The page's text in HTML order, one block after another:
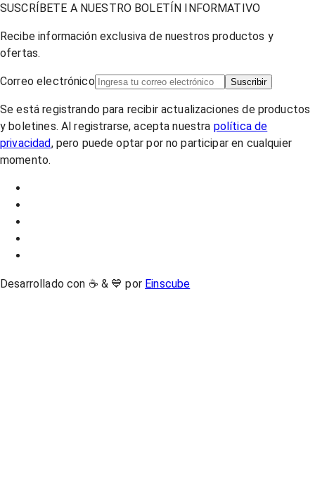
SUSCRÍBETE A NUESTRO BOLETÍN INFORMATIVO
Recibe información exclusiva de nuestros productos y
ofertas.
Correo electrónico Suscribir
Se está registrando para recibir actualizaciones de productos
y boletines. Al registrarse, acepta nuestra política de
privacidad, pero puede optar por no participar en cualquier
momento.
Desarrollado con ☕ & 💙 por Einscube